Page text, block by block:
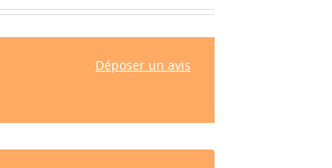
Déposer un avis